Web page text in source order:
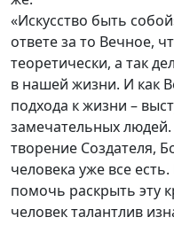
«Искусство быть
ответе за то Вечное,
теоретически, а так
в нашей жизни. И как
подхода к жизни –
замечательных
творение Создателя,
человека уже все
помочь раскрыть эту
человек талантлив